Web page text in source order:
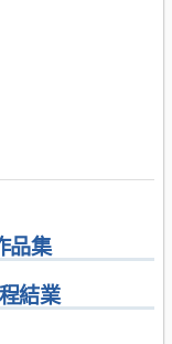
品集
結業